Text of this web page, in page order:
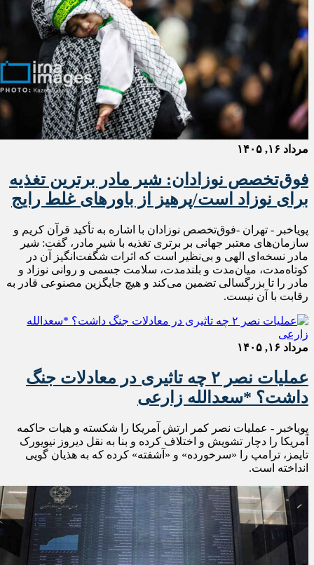
مرداد ۱۶, ۱۴۰۵
فوق‌تخصص نوزادان: شیر مادر برترین تغذیه
برای نوزاد است/پرهیز از باورهای غلط رایج
پویاخبر - تهران -فوق‌تخصص نوزادان با اشاره به تأکید قرآن کریم و
سازمان‌های معتبر جهانی بر برتری تغذیه با شیر مادر، گفت: شیر
مادر نسخه‌ای الهی و بی‌نظیر است که اثرات شگفت‌انگیز آن در
کوتاه‌مدت، میان‌مدت و بلندمدت، سلامت جسمی و روانی نوزاد و
مادر را تا بزرگسالی تضمین می‌کند و هیچ جایگزین مصنوعی قادر به
رقابت با آن نیست.
مرداد ۱۶, ۱۴۰۵
عملیات نصر ۲ چه تاثیری در معادلات جنگ
داشت؟ *سعدالله زارعی
پویاخبر - عملیات نصر کمر ارتش آمریکا را شکسته و هیات حاکمه
آمریکا را دچار تشویش و اختلاف کرده و بنا به نقل دیروز نیویورک
تایمز، ترامپ را «سرخورده» و «آشفته» کرده که به هذیان گویی
انداخته است.